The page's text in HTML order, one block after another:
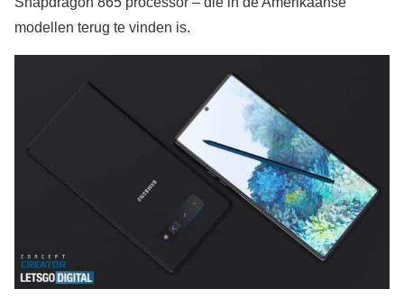
modellen terug te vinden is.